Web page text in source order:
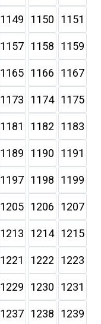
1149 1150 1151
1157 1158 1159
1165 1166 1167
1173 1174 1175
1181 1182 1183
1189 1190 1191
1197 1198 1199
1205 1206 1207
1213 1214 1215
1221 1222 1223
1229 1230 1231
1237 1238 1239